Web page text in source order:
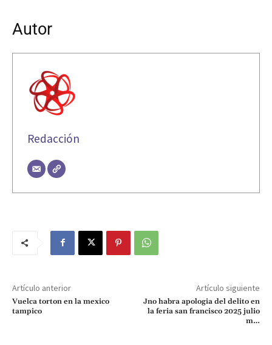
Autor
Redacción
Artículo anterior
Vuelca torton en la mexico
tampico
Artículo siguiente
Jno habra apologia del delito en
la feria san francisco 2025 julio
m…